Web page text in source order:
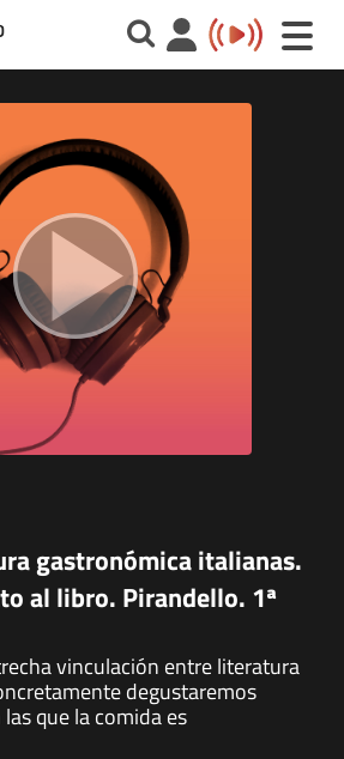
Toggle
gastronómica italianas.
al libro. Pirandello. 1ª
vinculación entre literatura
degustaremos
que la comida es